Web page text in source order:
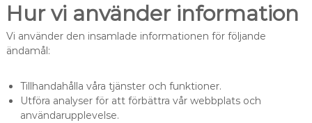
Hur vi använder information
Vi använder den insamlade informationen för följande
ändamål:
Tillhandahålla våra tjänster och funktioner.
Utföra analyser för att förbättra vår webbplats och
användarupplevelse.